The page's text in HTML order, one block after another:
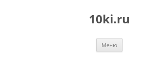
10ki.ru
Меню